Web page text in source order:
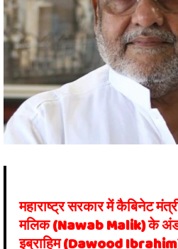
महाराष्ट्र सरकार में कैबिनेट
मलिक (Nawab Malik) के
इब्राहिम (Dawood